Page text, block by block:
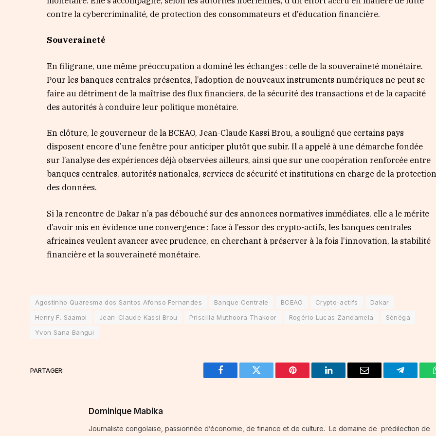
contre la cybercriminalité, de protection des consommateurs et d’éducation financière.
Souveraineté
En filigrane, une même préoccupation a dominé les échanges : celle de la souveraineté monétaire.
Pour les banques centrales présentes, l’adoption de nouveaux instruments numériques ne peut se
faire au détriment de la maîtrise des flux financiers, de la sécurité des transactions et de la capacité
des autorités à conduire leur politique monétaire.
En clôture, le gouverneur de la BCEAO, Jean-Claude Kassi Brou, a souligné que certains pays
disposent encore d’une fenêtre pour anticiper plutôt que subir. Il a appelé à une démarche fondée
sur l’analyse des expériences déjà observées ailleurs, ainsi que sur une coopération renforcée entre
banques centrales, autorités nationales, services de sécurité et institutions en charge de la
des données.
Si la rencontre de Dakar n’a pas débouché sur des annonces normatives immédiates, elle a le mérite
d’avoir mis en évidence une convergence : face à l’essor des crypto-actifs, les banques centrales
africaines veulent avancer avec prudence, en cherchant à préserver à la fois l’innovation, la stabilité
financière et la souveraineté monétaire.
Agostinho Quaresma dos Santos Afonso Fernandes Banque Centrale BCEAO Crypto-actifs
Dakar
Henry F. Saamoi
Jean-Claude Kassi Brou Priscilla Muthoora Thakoor Rogério Lucas Zandamela
Sénéga
Yvon Sana Bangui
PARTAGER:
Facebook Twitter Pinterest LinkedIn Email Telegram
Dominique Mabika
Journaliste congolaise, passionnée d’économie, de finance et de culture. Le domaine de prédilection de